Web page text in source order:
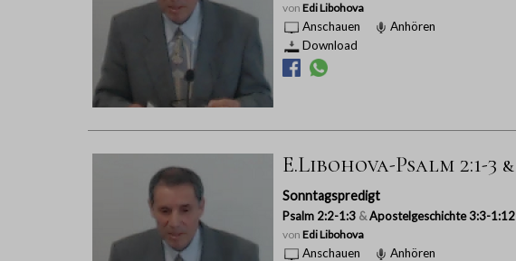
von Edi Libohova
Anschauen
Anhören
Download
E.Libohova-Psalm 2:1-3
Sonntagspredigt
Psalm 2:2-1:3 &Apostelgeschichte 3:3-1:12
von Edi Libohova
Anschauen
Anhören